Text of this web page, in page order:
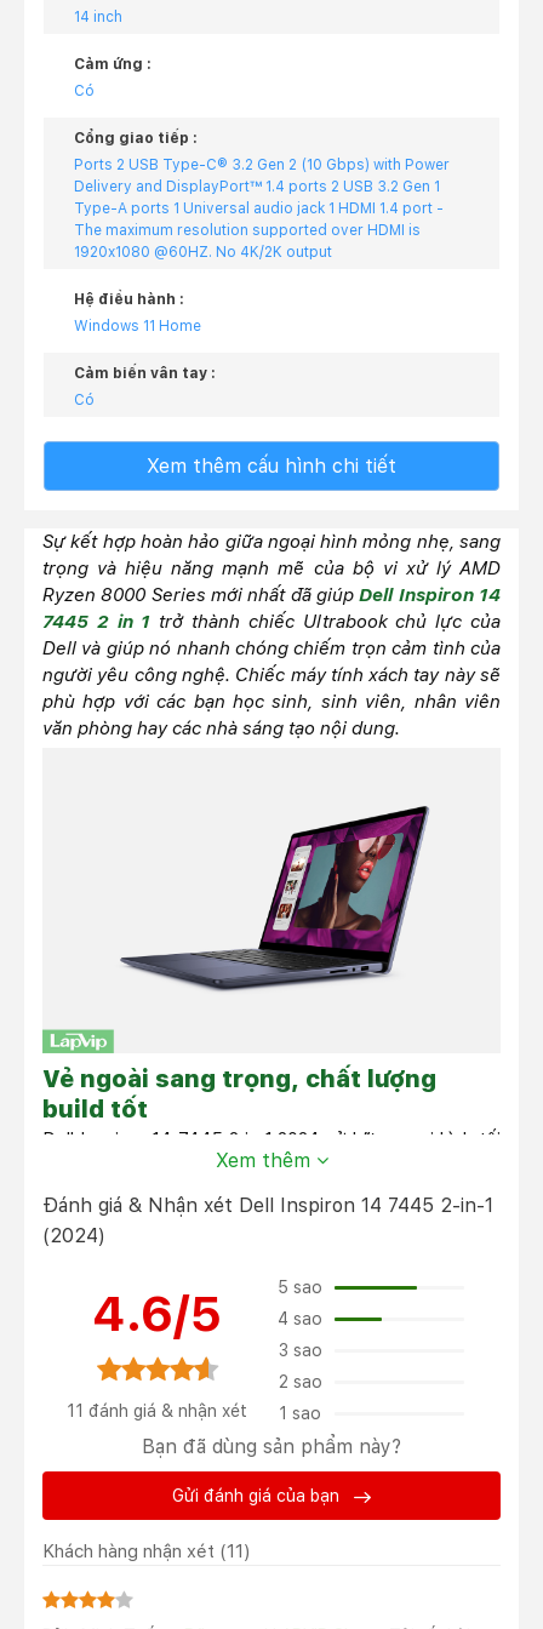
14 inch
Cảm ứng :
Có
Cổng giao tiếp :
Ports 2 USB Type-C® 3.2 Gen 2 (10 Gbps) with Power
Delivery and DisplayPort™ 1.4 ports 2 USB 3.2 Gen 1
Type-A ports 1 Universal audio jack 1 HDMI 1.4 port -
The maximum resolution supported over HDMI is
1920x1080 @60HZ. No 4K/2K output
Hệ điều hành :
Windows 11 Home
Cảm biến vân tay :
Có
Xem thêm cấu hình chi tiết
Sự kết hợp hoàn hảo giữa ngoại hình mỏng nhẹ, sang
trọng và hiệu năng mạnh mẽ của bộ vi xử lý AMD
Ryzen 8000 Series mới nhất đã giúpDell Inspiron 14
7445 2 in 1 trở thành chiếc Ultrabook chủ lực của
Dell và giúp nó nhanh chóng chiếm trọn cảm tình của
người yêu công nghệ. Chiếc máy tính xách tay này sẽ
phù hợp với các bạn học sinh, sinh viên, nhân viên
văn phòng hay các nhà sáng tạo nội dung.
Vẻ ngoài sang trọng, chất lượng
build tốt
Dell Inspiron 14 7445 2 in 1 2024 sở hữu ngoại hình tối
giản nhưng vẫn sang trọng, hiện đại và thanh lịch. Tổng
thể máy tính được thiết kế vuông vức với những đường
nét CNC tinh xảo. Mỗi một góc cạnh máy tính đều
được bo cong mềm mại. Chưa hết, logo Dell bóng bẩy
dàng nhận diện thương hiệu.
Xem thêm
Đánh giá & Nhận xét Dell Inspiron 14 7445 2-in-1
(2024)
4.6/5
11 đánh giá & nhận xét
5 sao
4 sao
3 sao
2 sao
1 sao
Bạn đã dùng sản phẩm này?
Gửi đánh giá của bạn
Khách hàng nhận xét (11)